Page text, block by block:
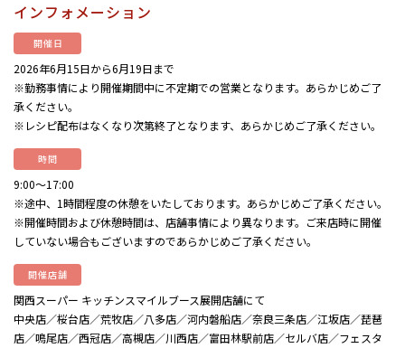
インフォメーション
開催日
2026年6月15日から6月19日まで
※勤務事情により開催期間中に不定期での営業となります。あらかじめご了
承ください。
※レシピ配布はなくなり次第終了となります、あらかじめご了承ください。
時間
9:00〜17:00
※途中、1時間程度の休憩をいたしております。あらかじめご了承ください。
※開催時間および休憩時間は、店舗事情により異なります。ご来店時に開催
していない場合もございますのであらかじめご了承ください。
開催店舗
関西スーパー キッチンスマイルブース展開店舗にて
中央店／桜台店／荒牧店／八多店／河内磐船店／奈良三条店／江坂店／琵琶
店／鳴尾店／西冠店／高槻店／川西店／富田林駅前店／セルバ店／フェスタ